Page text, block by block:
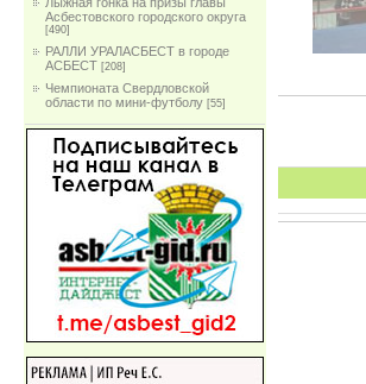
Асбестовского городского округа
[490]
РАЛЛИ УРАЛАСБЕСТ в городе
АСБЕСТ [208]
Чемпионата Свердловской
области по мини-футболу [55]